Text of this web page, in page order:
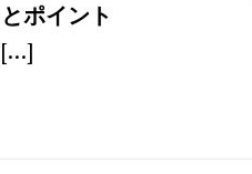
とポイント
[...]